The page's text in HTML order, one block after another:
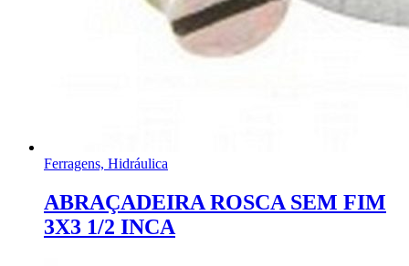
Ferragens, Hidráulica
ABRAÇADEIRA ROSCA SEM FIM
3X3 1/2 INCA